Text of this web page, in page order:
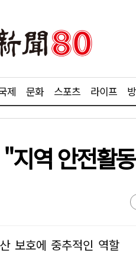
제 문화 스포츠 라이프
역 안전활
보호에 중추적인 역할